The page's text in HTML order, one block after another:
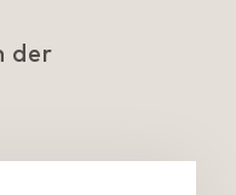
der